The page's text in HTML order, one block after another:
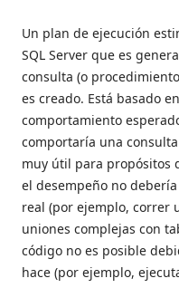
Un plan de ejecución
SQL Server que es
consulta (o
es creado. Está basado
comportamiento
comportaría una
muy útil para propósitos
el desempeño no
real (por ejemplo, correr
uniones complejas con
código no es posible
hace (por ejemplo,